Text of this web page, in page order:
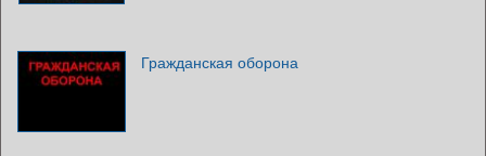
Гражданская оборона